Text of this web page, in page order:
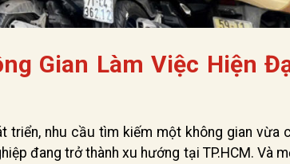
Gian Làm Việc Hiện
nhu cầu tìm kiếm một không gian vừa
đang trở thành xu hướng tại TP.HCM. Và